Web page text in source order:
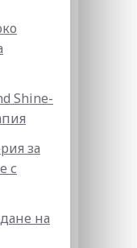
Shine-
за
с
на